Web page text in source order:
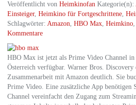
Veröffentlicht von Heimkinofan Kategorie(n):
Einsteiger, Heimkino für Fortgeschrittene,
Schlagwörter: Amazon, HBO Max, Heimkino,
Kommentare
HBO Max ist jetzt als Prime Video Channel in
Österreich verfügbar. Warner Bros.
Zusammenarbeit mit Amazon deutlich. Sie
Prime Video. Eine zusätzliche App benötigen
Channel vereinfacht den Zugang zum